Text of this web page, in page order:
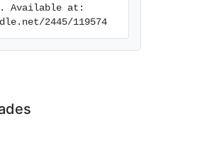
Available at:
2445/119574